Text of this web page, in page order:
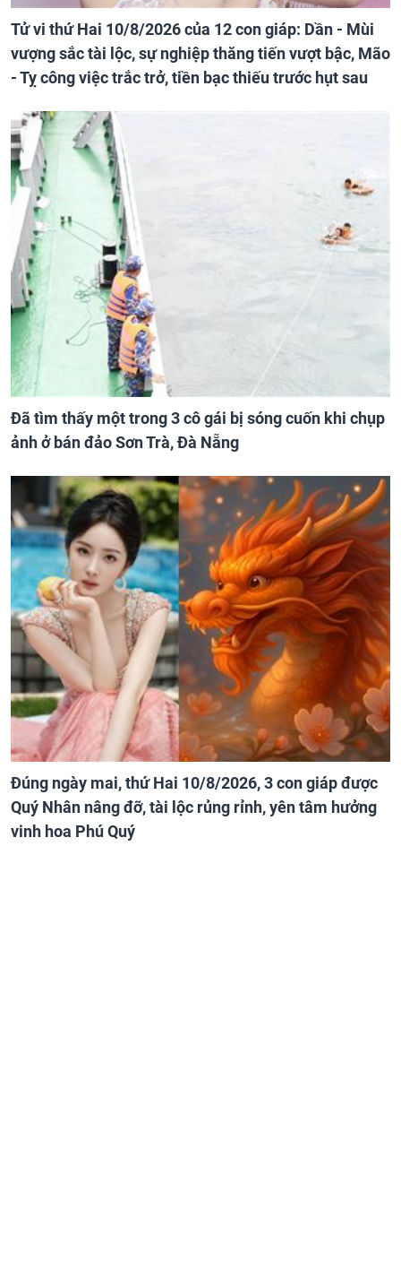
Tử vi thứ Hai 10/8/2026 của 12 con giáp: Dần - Mùi
vượng sắc tài lộc, sự nghiệp thăng tiến vượt bậc, Mão
- Tỵ công việc trắc trở, tiền bạc thiếu trước hụt sau
Đã tìm thấy một trong 3 cô gái bị sóng cuốn khi chụp
ảnh ở bán đảo Sơn Trà, Đà Nẵng
Đúng ngày mai, thứ Hai 10/8/2026, 3 con giáp được
Quý Nhân nâng đỡ, tài lộc rủng rỉnh, yên tâm hưởng
vinh hoa Phú Quý